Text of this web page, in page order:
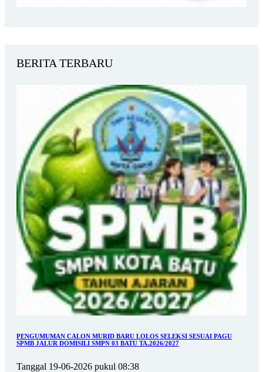
BERITA TERBARU
PENGUMUMAN CALON MURID BARU LOLOS SELEKSI SESUAI PAGU
SPMB JALUR DOMISILI SMPN 03 BATU TA.2026/2027
Tanggal 19-06-2026 pukul 08:38